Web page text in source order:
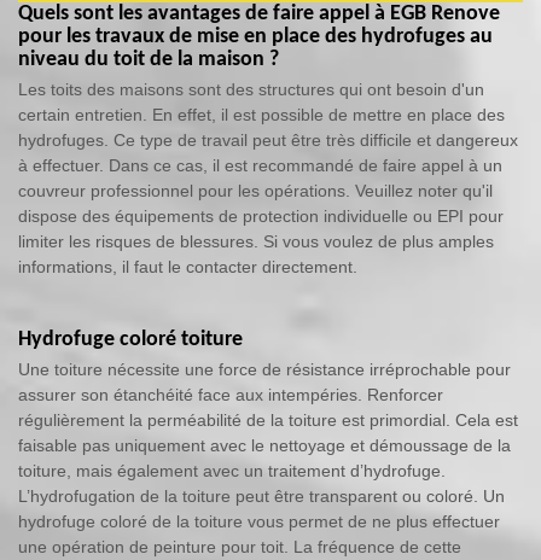
Quels sont les avantages de faire appel à EGB Renove
pour les travaux de mise en place des hydrofuges au
niveau du toit de la maison ?
Les toits des maisons sont des structures qui ont besoin d'un
certain entretien. En effet, il est possible de mettre en place des
hydrofuges. Ce type de travail peut être très difficile et dangereux
à effectuer. Dans ce cas, il est recommandé de faire appel à un
couvreur professionnel pour les opérations. Veuillez noter qu'il
dispose des équipements de protection individuelle ou EPI pour
limiter les risques de blessures. Si vous voulez de plus amples
informations, il faut le contacter directement.
Hydrofuge coloré toiture
Une toiture nécessite une force de résistance irréprochable pour
assurer son étanchéité face aux intempéries. Renforcer
régulièrement la perméabilité de la toiture est primordial. Cela est
faisable pas uniquement avec le nettoyage et démoussage de la
toiture, mais également avec un traitement d’hydrofuge.
L’hydrofugation de la toiture peut être transparent ou coloré. Un
hydrofuge coloré de la toiture vous permet de ne plus effectuer
une opération de peinture pour toit. La fréquence de cette